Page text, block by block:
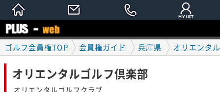
ゴルフ会員権TOP 会員権ガイド 兵庫県 オリエンタ
オリエンタルゴルフ倶楽部
オリエンタルゴルフクラブ